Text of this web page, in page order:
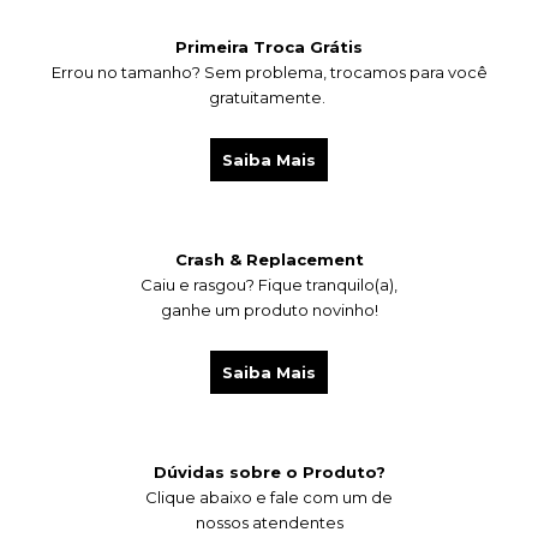
Primeira Troca Grátis
Errou no tamanho? Sem problema, trocamos para você
gratuitamente.
Saiba Mais
Crash & Replacement
Caiu e rasgou? Fique tranquilo(a),
ganhe um produto novinho!
Saiba Mais
Dúvidas sobre o Produto?
Clique abaixo e fale com um de
nossos atendentes